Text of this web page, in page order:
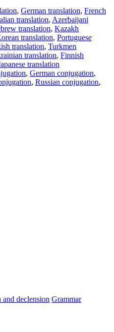
, German translation, French
translation, Azerbaijani
translation, Kazakh
translation, Portuguese
translation, Turkmen
translation, Finnish
translation
, German conjugation,
, Russian conjugation,
and declension Grammar